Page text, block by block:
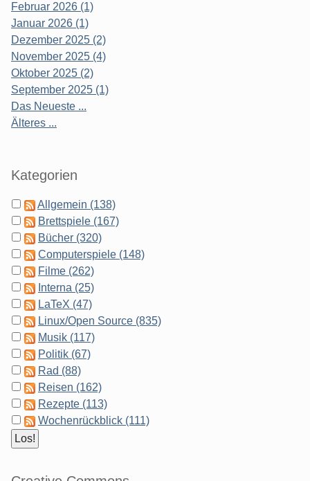
Februar 2026 (1)
Januar 2026 (1)
Dezember 2025 (2)
November 2025 (4)
Oktober 2025 (2)
September 2025 (1)
Das Neueste ...
Älteres ...
Kategorien
Allgemein (138)
Brettspiele (167)
Bücher (320)
Computerspiele (148)
Filme (262)
Interna (25)
LaTeX (47)
Linux/Open Source (835)
Musik (117)
Politik (67)
Rad (88)
Reisen (162)
Rezepte (113)
Wochenrückblick (111)